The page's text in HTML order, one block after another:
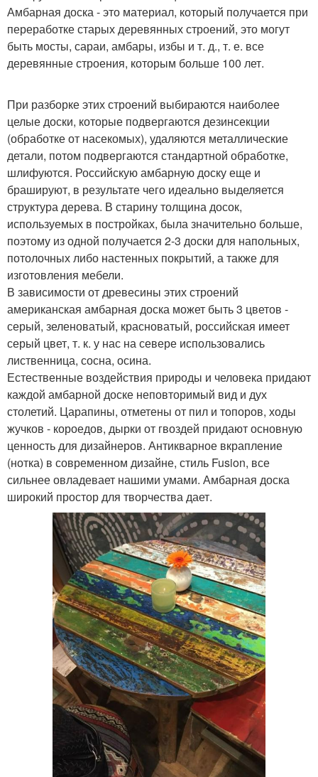
Амбарная доска - это материал, который получается при
переработке старых деревянных строений, это могут
быть мосты, сараи, амбары, избы и т. д., т. е. все
деревянные строения, которым больше 100 лет.
При разборке этих строений выбираются наиболее
целые доски, которые подвергаются дезинсекции
(обработке от насекомых), удаляются металлические
детали, потом подвергаются стандартной обработке,
шлифуются. Российскую амбарную доску еще и
брашируют, в результате чего идеально выделяется
структура дерева. В старину толщина досок,
используемых в постройках, была значительно больше,
поэтому из одной получается 2-3 доски для напольных,
потолочных либо настенных покрытий, а также для
изготовления мебели.
В зависимости от древесины этих строений
американская амбарная доска может быть 3 цветов -
серый, зеленоватый, красноватый, российская имеет
серый цвет, т. к. у нас на севере использовались
лиственница, сосна, осина.
Естественные воздействия природы и человека придают
каждой амбарной доске неповторимый вид и дух
столетий. Царапины, отметены от пил и топоров, ходы
жучков - короедов, дырки от гвоздей придают основную
ценность для дизайнеров. Антикварное вкрапление
(нотка) в современном дизайне, стиль Fusion, все
сильнее овладевает нашими умами. Амбарная доска
широкий простор для творчества дает.